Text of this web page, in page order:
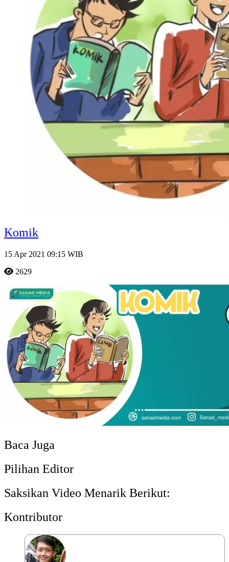
Komik
15 Apr 2021 09:15 WIB
2629
Baca Juga
Pilihan Editor
Saksikan Video Menarik Berikut:
Kontributor